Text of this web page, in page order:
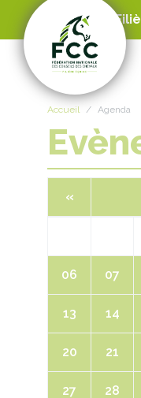
Accueil Agenda
«
06 07
13 14
20 21
27 28
Panneau de gestion des